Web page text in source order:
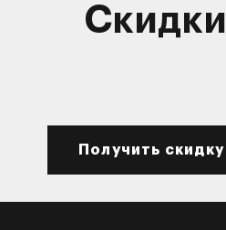
Скидки
Получить скидку